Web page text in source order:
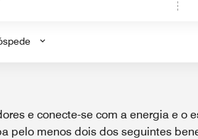
e conecte-se com a energia e o
pelo menos dois dos seguintes